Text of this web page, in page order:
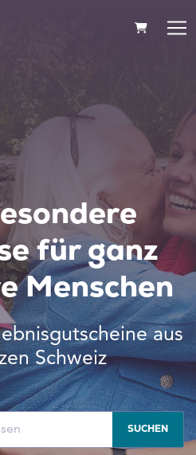
für ganz
Menschen
aus
Schweiz
SUCHEN